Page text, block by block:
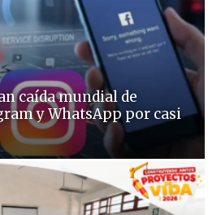
caída mundial de
y WhatsApp por casi